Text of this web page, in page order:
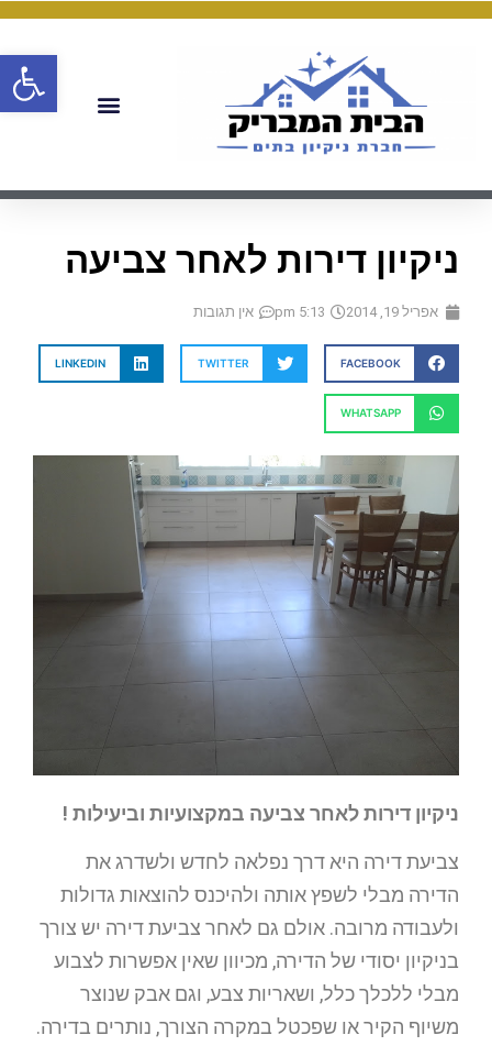
ניקיון דירות לאחר צביעה
אפריל 19, 2014 5:13 pm אין תגובות
FACEBOOK
TWITTER
LINKEDIN
WHATSAPP
ניקיון דירות לאחר צביעה במקצועיות וביעילות !
צביעת דירה היא דרך נפלאה לחדש ולשדרג את
הדירה מבלי לשפץ אותה ולהיכנס להוצאות גדולות
ולעבודה מרובה. אולם גם לאחר צביעת דירה יש צורך
בניקיון יסודי של הדירה, מכיוון שאין אפשרות לצבוע
מבלי ללכלך כלל, ושאריות צבע, וגם אבק שנוצר
משיוף הקיר או שפכטל במקרה הצורך, נותרים בדירה.